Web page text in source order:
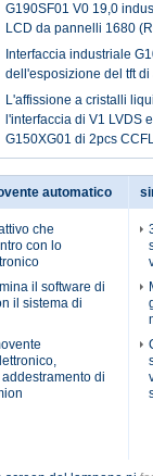
G190SF01 V0 19,0
LCD da pannelli 1680
Interfaccia industriale
dell'esposizione del tft
L'affissione a cristalli
l'interfaccia di V1 LVDS
G150XG01 di 2pcs
automatico
che
con lo
il software di
il sistema di
di